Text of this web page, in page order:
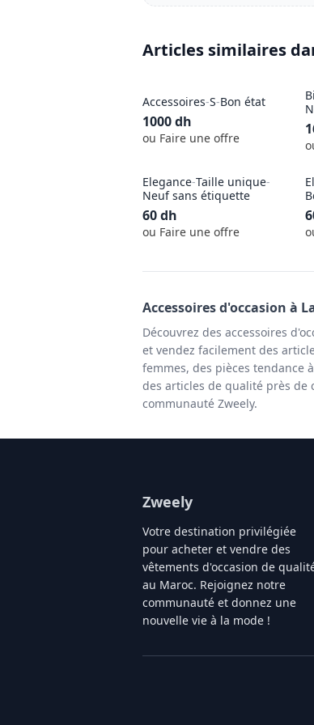
Articles similaires
Accessoires-S-Bon état
1000dh
ou Faire une offre
Elegance-Taille unique-
Neuf sans étiquette
60dh
ou Faire une offre
Accessoiresd'occasion à
Découvrez des accessoires
et vendez facilement des
femmes, des pièces tendance
des articles de qualité près de
communauté Zweely.
Zweely
Votre destination privilégiée
pour acheter et vendre des
vêtements d'occasion de
au Maroc. Rejoignez notre
communauté et donnez une
nouvelle vie à la mode !